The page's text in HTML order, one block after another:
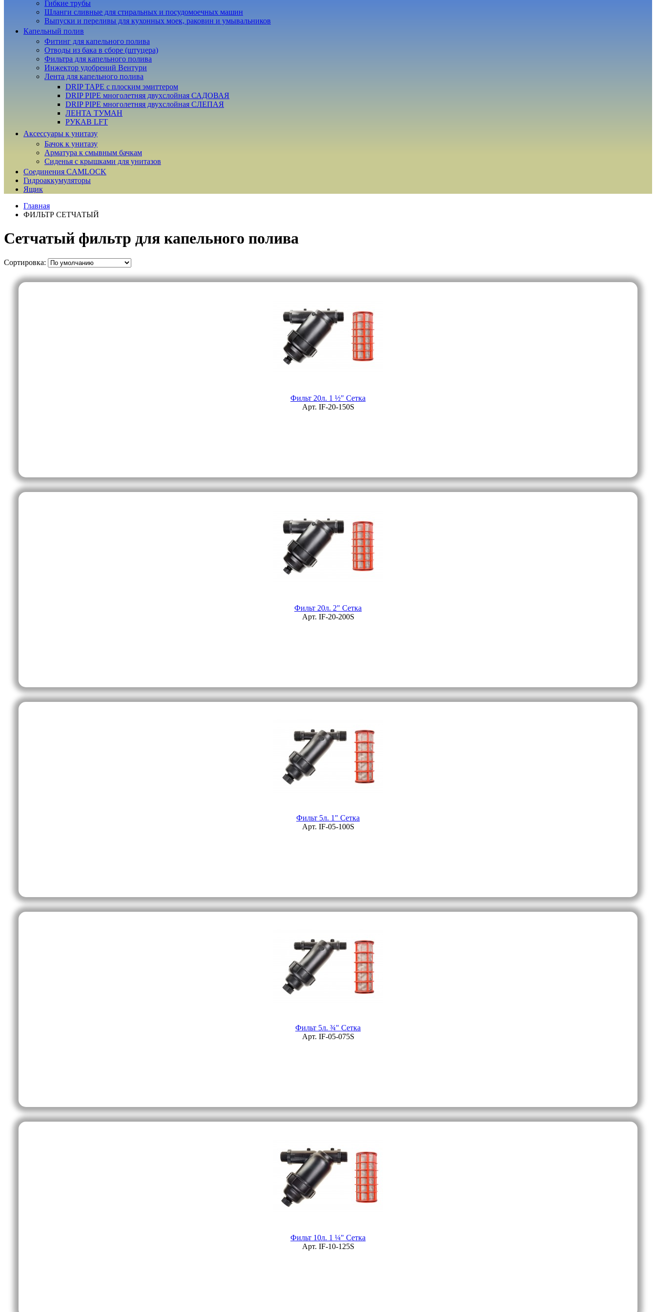
Гибкие трубы
Шланги сливные для стиральных и посудомоечных машин
Выпуски и переливы для кухонных моек, раковин и умывальников
Капельный полив
Фитинг для капельного полива
Отводы из бака в сборе (штуцера)
Фильтра для капельного полива
Инжектор удобрений Вентури
Лента для капельного полива
DRIP TAPE с плоским эмиттером
DRIP PIPE многолетняя двухслойная САДОВАЯ
DRIP PIPE многолетняя двухслойная СЛЕПАЯ
ЛЕНТА ТУМАН
РУКАВ LFT
Аксессуары к унитазу
Бачок к унитазу
Арматура к смывным бачкам
Сиденья с крышками для унитазов
Соединения CAMLOCK
Гидроаккумуляторы
Ящик
Главная
ФИЛЬТР СЕТЧАТЫЙ
Сетчатый фильтр для капельного полива
Сортировка:
Фильт 20л. 1 ½" Сетка
Арт. IF-20-150S
Фильт 20л. 2" Сетка
Арт. IF-20-200S
Фильт 5л. 1" Сетка
Арт. IF-05-100S
Фильт 5л. ¾" Сетка
Арт. IF-05-075S
Фильт 10л. 1 ¼" Сетка
Арт. IF-10-125S